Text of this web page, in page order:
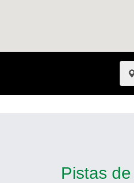
Pistas